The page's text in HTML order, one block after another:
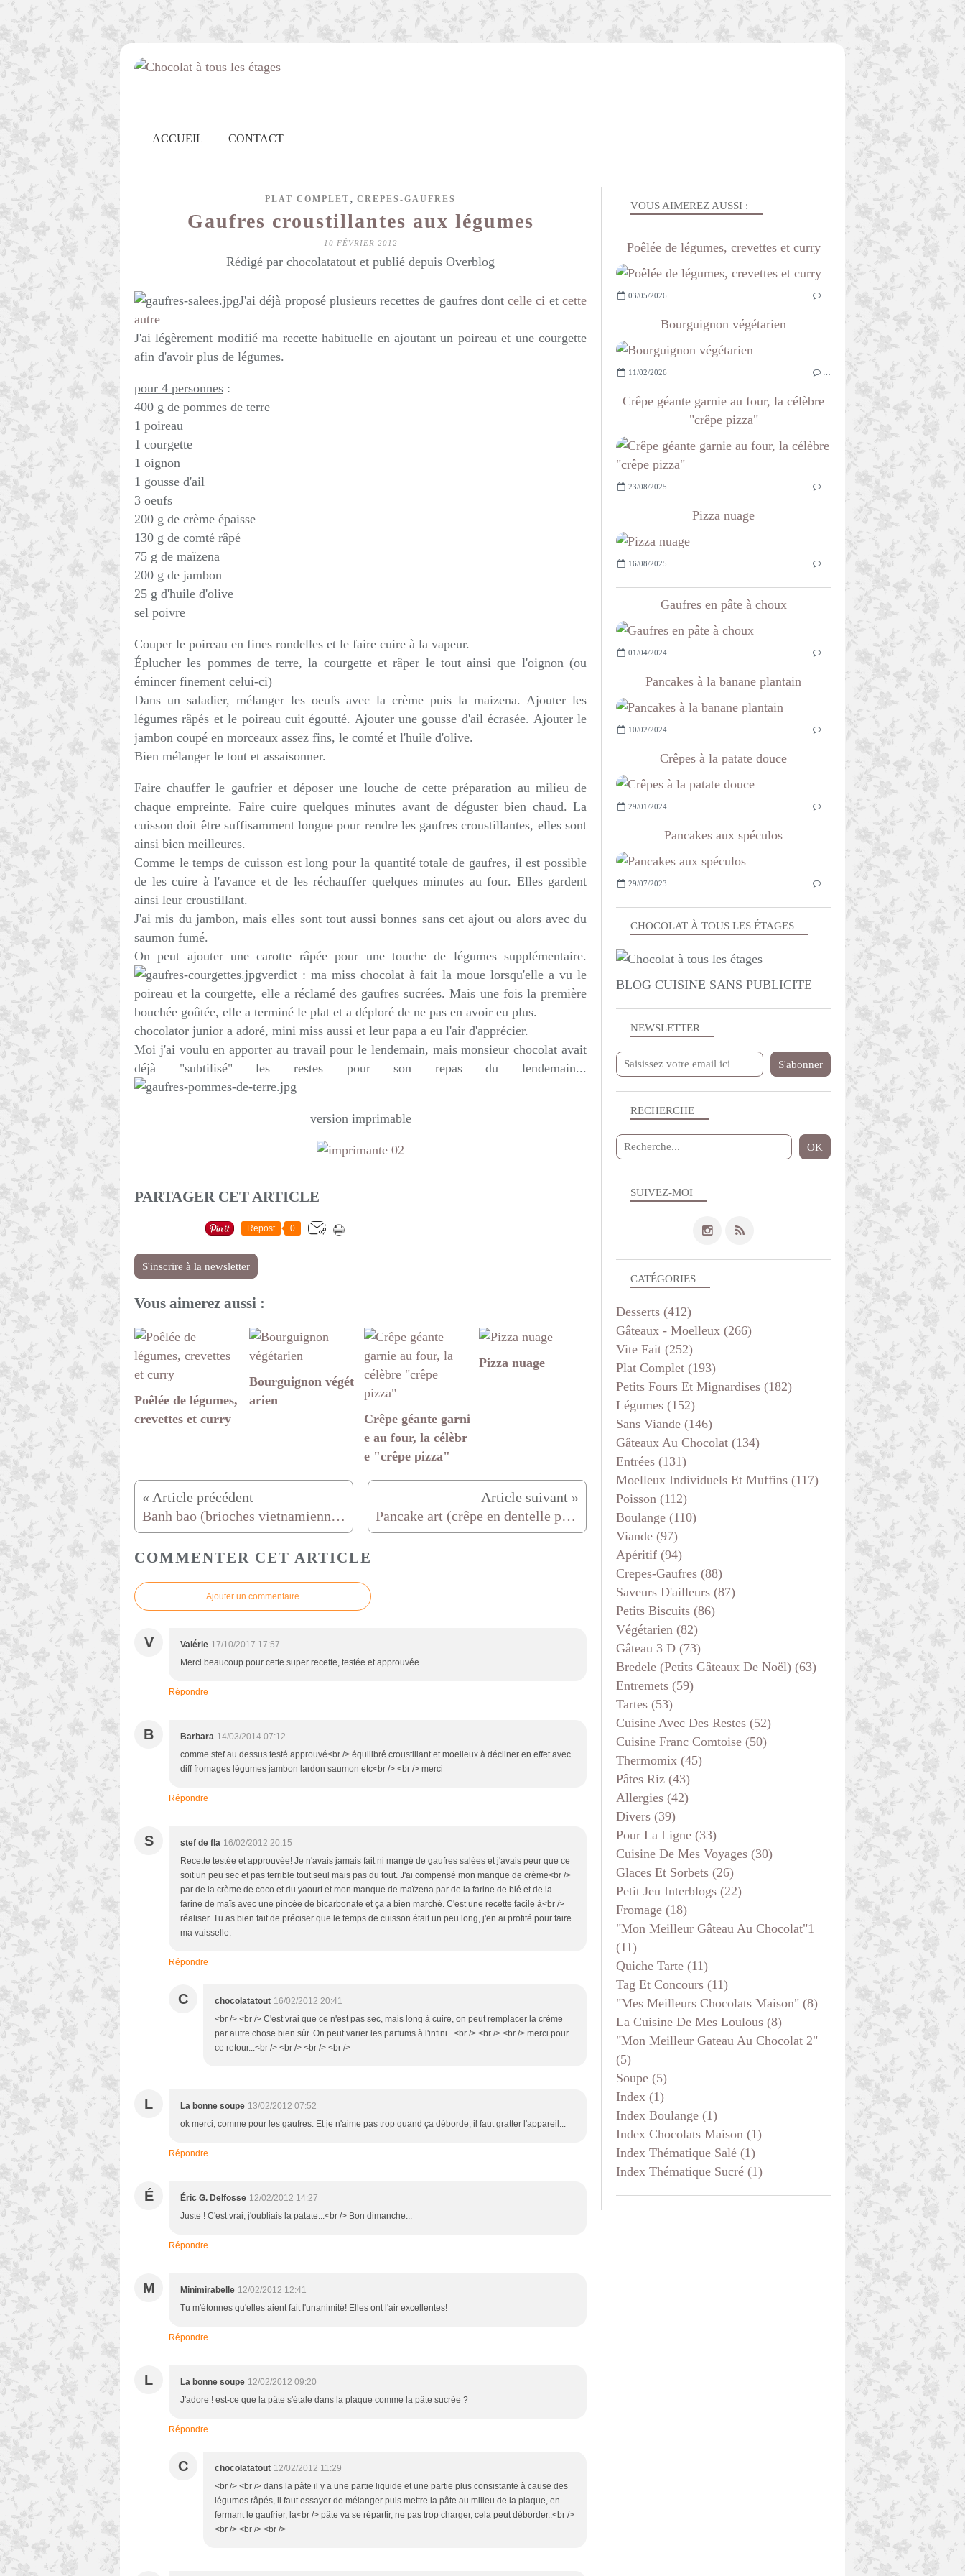
ACCUEIL CONTACT
PLAT COMPLET , CREPES-GAUFRES
Gaufres croustillantes aux légumes
10 FÉVRIER 2012
Rédigé par chocolatatout et publié depuis Overblog
J'ai déjà proposé plusieurs recettes de gaufres dontcelle ci etcette
autre
J'ai légèrement modifié ma recette habituelle en ajoutant un poireau et une courgette
afin d'avoir plus de légumes.
pour 4 personnes :
400 g de pommes de terre
1 poireau
1 courgette
1 oignon
1 gousse d'ail
3 oeufs
200 g de crème épaisse
130 g de comté râpé
75 g de maïzena
200 g de jambon
25 g d'huile d'olive
sel poivre
Couper le poireau en fines rondelles et le faire cuire à la vapeur.
Éplucher les pommes de terre, la courgette et râper le tout ainsi que l'oignon (ou
émincer finement celui-ci)
Dans un saladier, mélanger les oeufs avec la crème puis la maizena. Ajouter les
légumes râpés et le poireau cuit égoutté. Ajouter une gousse d'ail écrasée. Ajouter le
jambon coupé en morceaux assez fins, le comté et l'huile d'olive.
Bien mélanger le tout et assaisonner.
Faire chauffer le gaufrier et déposer une louche de cette préparation au milieu de
chaque empreinte. Faire cuire quelques minutes avant de déguster bien chaud. La
cuisson doit être suffisamment longue pour rendre les gaufres croustillantes, elles sont
ainsi bien meilleures.
Comme le temps de cuisson est long pour la quantité totale de gaufres, il est possible
de les cuire à l'avance et de les réchauffer quelques minutes au four. Elles gardent
ainsi leur croustillant.
J'ai mis du jambon, mais elles sont tout aussi bonnes sans cet ajout ou alors avec du
saumon fumé.
On peut ajouter une carotte râpée pour une touche de légumes supplémentaire.
verdict : ma miss chocolat à fait la moue lorsqu'elle a vu le
poireau et la courgette, elle a réclamé des gaufres sucrées. Mais une fois la première
bouchée goûtée, elle a terminé le plat et a déploré de ne pas en avoir eu plus.
chocolator junior a adoré, mini miss aussi et leur papa a eu l'air d'apprécier.
Moi j'ai voulu en apporter au travail pour le lendemain, mais monsieur chocolat avait
déjà "subtilisé" les restes pour son repas du lendemain...
version imprimable
PARTAGER CET ARTICLE
Repost 0
S'inscrire à la newsletter
Vous aimerez aussi :
Poêlée de légumes,
crevettes et curry
Bourguignon végét
arien
Crêpe géante garni
e au four, la célèbr
e "crêpe pizza"
Pizza nuage
Banh bao (brioches vietnamiennes farcies) Pancake art (crêpe en dentelle pour la saint Valentin)
COMMENTER CET ARTICLE
Ajouter un commentaire
V Valérie 17/10/2017 17:57
Merci beaucoup pour cette super recette, testée et approuvée
Répondre
B Barbara 14/03/2014 07:12
comme stef au dessus testé approuvé<br /> équilibré croustillant et moelleux à décliner en effet avec
diff fromages légumes jambon lardon saumon etc<br /> <br /> merci
Répondre
S stef de fla 16/02/2012 20:15
Recette testée et approuvée! Je n'avais jamais fait ni mangé de gaufres salées et j'avais peur que ce
soit un peu sec et pas terrible tout seul mais pas du tout. J'ai compensé mon manque de crème<br />
par de la crème de coco et du yaourt et mon manque de maïzena par de la farine de blé et de la
farine de maïs avec une pincée de bicarbonate et ça a bien marché. C'est une recette facile à<br />
réaliser. Tu as bien fait de préciser que le temps de cuisson était un peu long, j'en ai profité pour faire
ma vaisselle.
Répondre
C chocolatatout 16/02/2012 20:41
<br /> <br /> C'est vrai que ce n'est pas sec, mais long à cuire, on peut remplacer la crème
par autre chose bien sûr. On peut varier les parfums à l'infini...<br /> <br /> <br /> merci pour
ce retour...<br /> <br /> <br /> <br />
L La bonne soupe 13/02/2012 07:52
ok merci, comme pour les gaufres. Et je n'aime pas trop quand ça déborde, il faut gratter l'appareil...
Répondre
É Éric G. Delfosse 12/02/2012 14:27
Juste ! C'est vrai, j'oubliais la patate...<br /> Bon dimanche...
Répondre
M Minimirabelle 12/02/2012 12:41
Tu m'étonnes qu'elles aient fait l'unanimité! Elles ont l'air excellentes!
Répondre
L La bonne soupe 12/02/2012 09:20
J'adore ! est-ce que la pâte s'étale dans la plaque comme la pâte sucrée ?
Répondre
C chocolatatout 12/02/2012 11:29
<br /> <br /> dans la pâte il y a une partie liquide et une partie plus consistante à cause des
légumes râpés, il faut essayer de mélanger puis mettre la pâte au milieu de la plaque, en
fermant le gaufrier, la<br /> pâte va se répartir, ne pas trop charger, cela peut déborder..<br />
<br /> <br /> <br />
NEWSLETTER
SUIVEZ-MOI
RECHERCHE
CHOCOLAT À TOUS LES ÉTAGES
BLOG CUISINE SANS PUBLICITE
VOUS AIMEREZ AUSSI :
Poêlée de légumes, crevettes et curry
03/05/2026
Bourguignon végétarien
11/02/2026
Crêpe géante garnie au four, la célèbre
"crêpe pizza"
23/08/2025
Pizza nuage
16/08/2025
Gaufres en pâte à choux
01/04/2024
Pancakes à la banane plantain
10/02/2024
Crêpes à la patate douce
29/01/2024
Pancakes aux spéculos
29/07/2023
CATÉGORIES
Desserts (412)
Gâteaux - Moelleux (266)
Vite Fait (252)
Plat Complet (193)
Petits Fours Et Mignardises (182)
Légumes (152)
Sans Viande (146)
Gâteaux Au Chocolat (134)
Entrées (131)
Moelleux Individuels Et Muffins (117)
Poisson (112)
Boulange (110)
Viande (97)
Apéritif (94)
Crepes-Gaufres (88)
Saveurs D'ailleurs (87)
Petits Biscuits (86)
Végétarien (82)
Gâteau 3 D (73)
Bredele (petits Gâteaux De Noël) (63)
Entremets (59)
Tartes (53)
Cuisine Avec Des Restes (52)
Cuisine Franc Comtoise (50)
Thermomix (45)
Pâtes Riz (43)
Allergies (42)
Divers (39)
Pour La Ligne (33)
Cuisine De Mes Voyages (30)
Glaces Et Sorbets (26)
Petit Jeu Interblogs (22)
Fromage (18)
"mon Meilleur Gâteau Au Chocolat"1
(11)
Quiche Tarte (11)
Tag Et Concours (11)
"mes Meilleurs Chocolats Maison" (8)
La Cuisine De Mes Loulous (8)
"mon Meilleur Gateau Au Chocolat 2"
(5)
Soupe (5)
Index (1)
Index Boulange (1)
Index Chocolats Maison (1)
Index Thématique Salé (1)
Index Thématique Sucré (1)